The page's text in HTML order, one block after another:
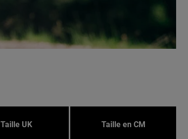
Taille UK Taille en CM